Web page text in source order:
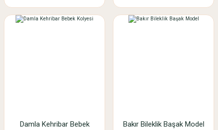
Damla Kehribar Bebek
Bakır Bileklik Başak Model